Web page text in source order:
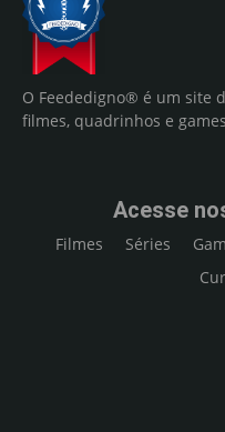
O Feededigno® é um site
filmes, quadrinhos e
Acesse
Filmes Séries